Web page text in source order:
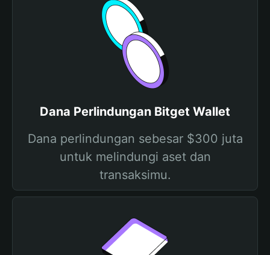
Dana Perlindungan Bitget Wallet
Dana perlindungan sebesar $300 juta
untuk melindungi aset dan
transaksimu.